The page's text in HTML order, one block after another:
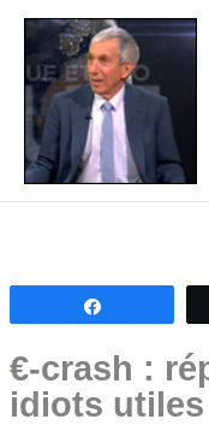
€-crash :
idiots utiles